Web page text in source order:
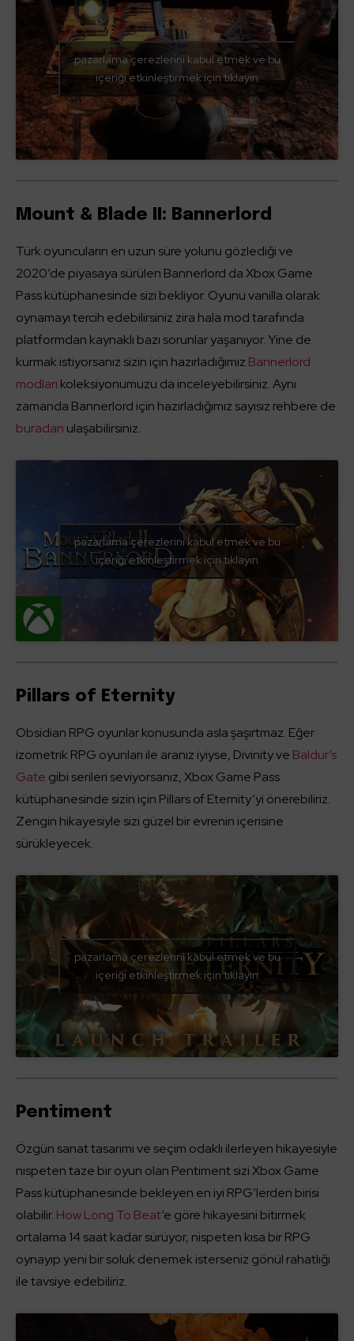
pazarlama çerezlerini kabul etmek ve bu
içeriği etkinleştirmek için tıklayın
Mount & Blade II: Bannerlord
Türk oyuncuların en uzun süre yolunu gözlediği ve
2020’de piyasaya sürülen Bannerlord da Xbox Game
Pass kütüphanesinde sizi bekliyor. Oyunu vanilla olarak
oynamayı tercih edebilirsiniz zira hala mod tarafında
platformdan kaynaklı bazı sorunlar yaşanıyor. Yine de
kurmak istiyorsanız sizin için hazırladığımız Bannerlord
modları koleksiyonumuzu da inceleyebilirsiniz. Aynı
zamanda Bannerlord için hazırladığımız sayısız rehbere de
buradan ulaşabilirsiniz.
pazarlama çerezlerini kabul etmek ve bu
içeriği etkinleştirmek için tıklayın
Pillars of Eternity
Obsidian RPG oyunlar konusunda asla şaşırtmaz. Eğer
izometrik RPG oyunları ile aranız iyiyse, Divinity ve Baldur’s
Gate gibi serileri seviyorsanız, Xbox Game Pass
kütüphanesinde sizin için Pillars of Eternity’yi önerebiliriz.
Zengin hikayesiyle sizi güzel bir evrenin içerisine
sürükleyecek.
pazarlama çerezlerini kabul etmek ve bu
içeriği etkinleştirmek için tıklayın
Pentiment
Özgün sanat tasarımı ve seçim odaklı ilerleyen hikayesiyle
nispeten taze bir oyun olan Pentiment sizi Xbox Game
Pass kütüphanesinde bekleyen en iyi RPG’lerden birisi
olabilir. How Long To Beat‘e göre hikayesini bitirmek
ortalama 14 saat kadar sürüyor, nispeten kısa bir RPG
oynayıp yeni bir soluk denemek isterseniz gönül rahatlığı
ile tavsiye edebiliriz.